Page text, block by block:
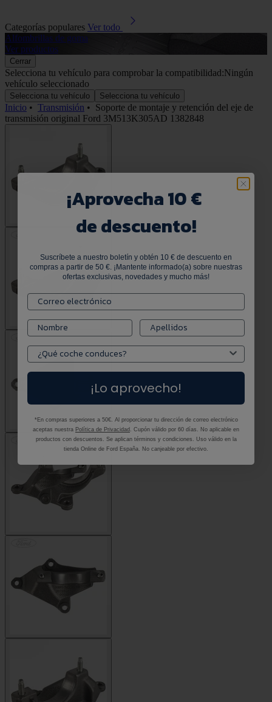
Categorías populares Ver todo
Alfombrillas de goma
Ver productos
Cerrar
Selecciona tu vehículo para comprobar la compatibilidad:Ningún
vehículo seleccionado
Selecciona tu vehículo Selecciona tu vehículo
Inicio • Transmisión • Soporte de montaje y retención del eje de
transmisión original Ford 3M513K305AD 1382848
¡Aprovecha 10 €
de descuento!
Suscríbete a nuestro boletín y obtén 10 € de descuento en
compras a partir de 50 €. ¡Mantente informado(a) sobre nuestras
ofertas exclusivas, novedades y mucho más!
¡Lo aprovecho!
*En compras superiores a 50€. Al proporcionar tu dirección de correo electrónico
aceptas nuestra Política de Privacidad . Cupón válido por 60 días. No aplicable en
productos con descuentos. Se aplican términos y condiciones. Uso válido en la
tienda Online de Ford España. No canjeable por efectivo.